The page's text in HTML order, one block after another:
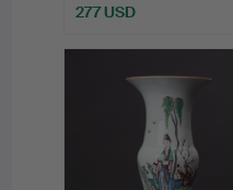
277 USD